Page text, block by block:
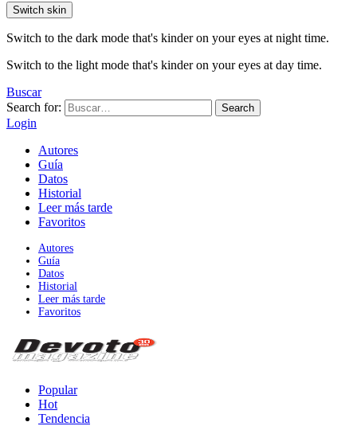
Switch skin
Switch to the dark mode that's kinder on your eyes at night time.
Switch to the light mode that's kinder on your eyes at day time.
Buscar
Search for:
Search
Login
Autores
Guía
Datos
Historial
Leer más tarde
Favoritos
Autores
Guía
Datos
Historial
Leer más tarde
Favoritos
Popular
Hot
Tendencia